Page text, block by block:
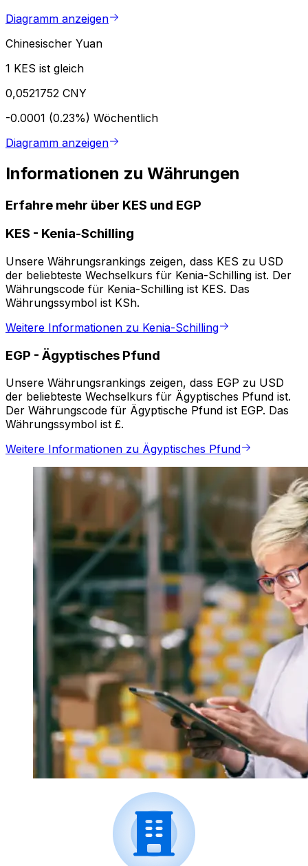
Diagramm anzeigen
Chinesischer Yuan
1 KES ist gleich
0,0521752 CNY
-0.0001 (0.23%) Wöchentlich
Diagramm anzeigen
Informationen zu Währungen
Erfahre mehr über KES und EGP
KES - Kenia-Schilling
Unsere Währungsrankings zeigen, dass KES zu USD
der beliebteste Wechselkurs für Kenia-Schilling ist. Der
Währungscode für Kenia-Schilling ist KES. Das
Währungssymbol ist KSh.
Weitere Informationen zu Kenia-Schilling
EGP - Ägyptisches Pfund
Unsere Währungsrankings zeigen, dass EGP zu USD
der beliebteste Wechselkurs für Ägyptisches Pfund ist.
Der Währungscode für Ägyptische Pfund ist EGP. Das
Währungssymbol ist £.
Weitere Informationen zu Ägyptisches Pfund